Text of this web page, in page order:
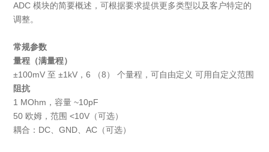
ADC 模块的简要概述，可根据要求提供更多类型以及客户特定的
调整。
常规参数
量程（满量程）
±100mV 至 ±1kV，6 （8） 个量程，可自由定义 可用自定义范围
阻抗
1 MOhm，容量 ~10pF
50 欧姆，范围 <10V（可选）
耦合：DC、GND、AC（可选）